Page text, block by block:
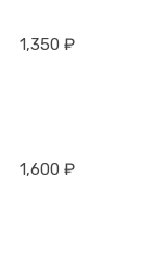
1,350 ₽
1,600 ₽